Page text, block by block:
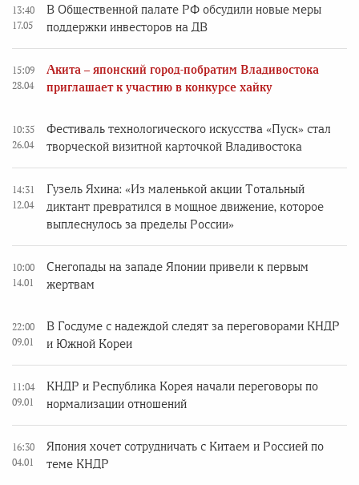
13:40
17.05
В Общественной палате РФ обсудили новые меры
поддержки инвесторов на ДВ
15:09
28.04
Акита – японский город-побратим Владивостока
приглашает к участию в конкурсе хайку
10:35
26.04
Фестиваль технологического искусства «Пуск» стал
творческой визитной карточкой Владивостока
14:31
12.04
Гузель Яхина: «Из маленькой акции Тотальный
диктант превратился в мощное движение, которое
выплеснулось за пределы России»
10:00
14.01
Снегопады на западе Японии привели к первым
жертвам
22:00
09.01
В Госдуме с надеждой следят за переговорами КНДР
и Южной Кореи
11:04
09.01
КНДР и Республика Корея начали переговоры по
нормализации отношений
16:30
04.01
Япония хочет сотрудничать с Китаем и Россией по
теме КНДР